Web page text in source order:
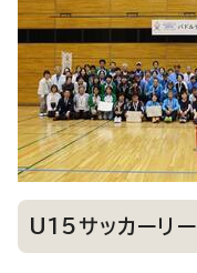
U15サッカーリ